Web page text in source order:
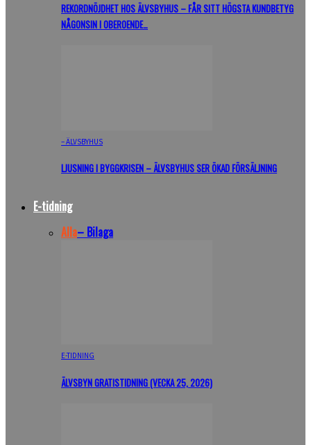
REKORDNÖJDHET HOS ÄLVSBYHUS – FÅR SITT HÖGSTA KUNDBETYG
NÅGONSIN I OBEROENDE…
– ÄLVSBYHUS
LJUSNING I BYGGKRISEN – ÄLVSBYHUS SER ÖKAD FÖRSÄLJNING
E-tidning
Alla– Bilaga
E-TIDNING
ÄLVSBYN GRATISTIDNING (VECKA 25, 2026)